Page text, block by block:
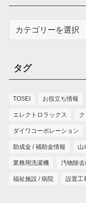
ー
タグ
TOSEI お役立ち情報
エレクトロラックス
ダイワコーポレーション
助成金 / 補助金情報 山
業務用洗濯機 汚物除
福祉施設 / 病院 設置工